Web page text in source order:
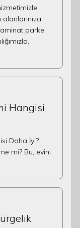
parke
Hangisi
Daha İyi?
mi? Bu, evini